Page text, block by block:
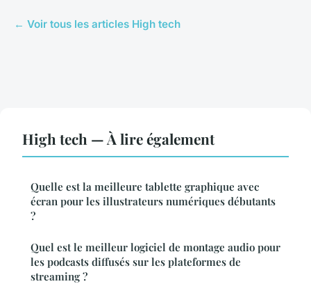
← Voir tous les articles High tech
High tech — À lire également
Quelle est la meilleure tablette graphique avec
écran pour les illustrateurs numériques débutants
?
Quel est le meilleur logiciel de montage audio pour
les podcasts diffusés sur les plateformes de
streaming ?